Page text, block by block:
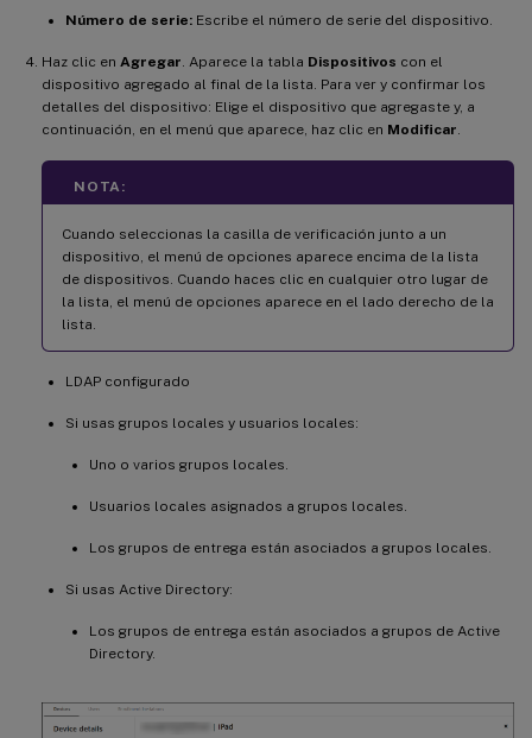
Número de serie: Escribe el número de serie del dispositivo.
Haz clic en Agregar . Aparece la tabla Dispositivos con el
dispositivo agregado al final de la lista. Para ver y confirmar los
detalles del dispositivo: Elige el dispositivo que agregaste y, a
continuación, en el menú que aparece, haz clic en Modificar
NOTA:
Cuando seleccionas la casilla de verificación junto a un
dispositivo, el menú de opciones aparece encima de la lista
de dispositivos. Cuando haces clic en cualquier otro lugar de
la lista, el menú de opciones aparece en el lado derecho de la
lista.
LDAP configurado
Si usas grupos locales y usuarios locales:
Uno o varios grupos locales.
Usuarios locales asignados a grupos locales.
Los grupos de entrega están asociados a grupos locales.
Si usas Active Directory:
Los grupos de entrega están asociados a grupos de Active
Directory.